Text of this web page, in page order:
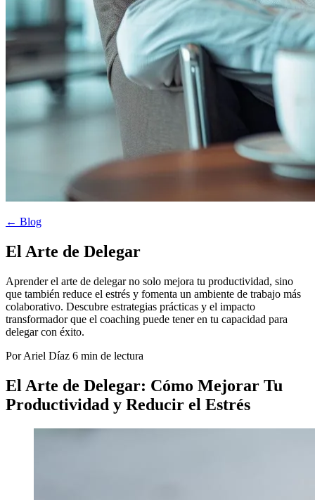
← Blog
El Arte de Delegar
Aprender el arte de delegar no solo mejora tu productividad, sino
que también reduce el estrés y fomenta un ambiente de trabajo más
colaborativo. Descubre estrategias prácticas y el impacto
transformador que el coaching puede tener en tu capacidad para
delegar con éxito.
Por Ariel Díaz 6 min de lectura
El Arte de Delegar: Cómo Mejorar Tu
Productividad y Reducir el Estrés